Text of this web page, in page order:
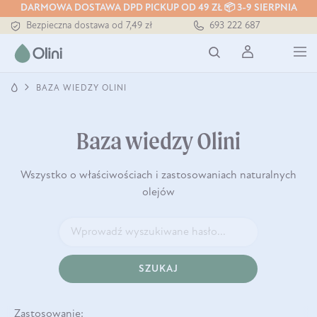
DARMOWA DOSTAWA DPD PICKUP OD 49 ZŁ 📦 3-9 SIERPNIA
Bezpieczna dostawa od 7,49 zł
Darmowa dostawa od 199 zł
Tłoczony zawsze na zimno
693 222 687
BAZA WIEDZY OLINI
Baza wiedzy Olini
Wszystko o właściwościach i zastosowaniach naturalnych
olejów
SZUKAJ
Zastosowanie: